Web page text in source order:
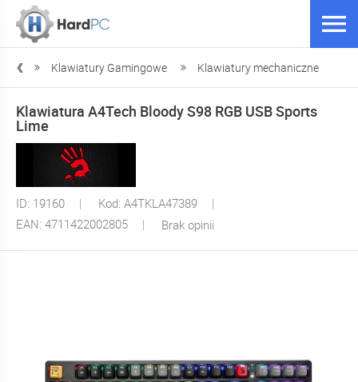
Klawiatury Gamingowe Klawiatury mechaniczne
Klawiatura A4Tech Bloody S98 RGB USB Sports
Lime
ID: 19160
Kod: A4TKLA47389
EAN: 4711422002805
Brak opinii